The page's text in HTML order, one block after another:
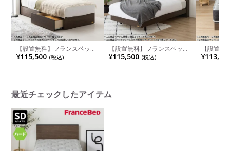
【設置無料】フランスベッド
ダブルサイズ ベッド フレー
ム BG-001 BG-002 DR 引き出
¥115,500 (税込)
【設置無料】フランスベッド
ダブルサイズ ベッド フレー
ム Eddy エディ EY-02C LG レ
¥115,500 (税込)
【設置
ダブルサ
MH-200
最近チェックしたアイテム